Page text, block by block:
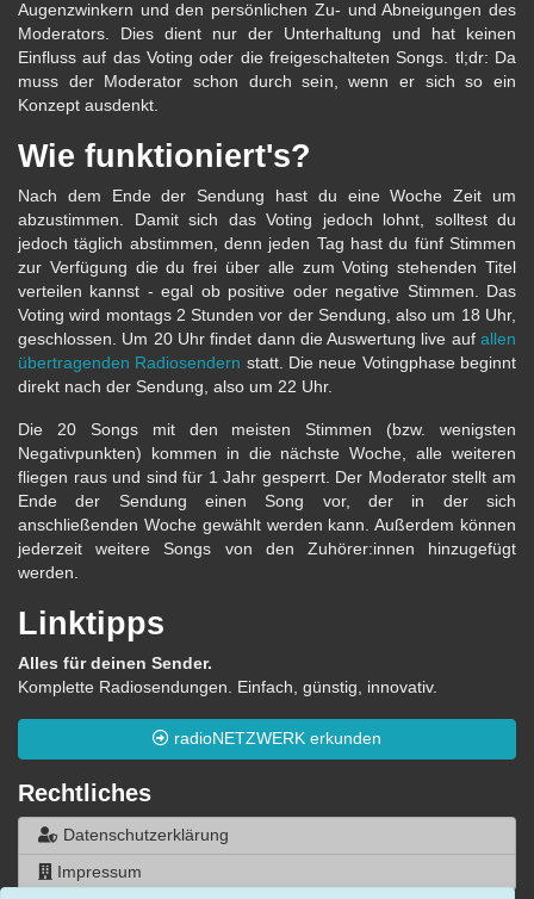
Augenzwinkern und den persönlichen Zu- und Abneigungen des
Moderators. Dies dient nur der Unterhaltung und hat keinen
Einfluss auf das Voting oder die freigeschalteten Songs. tl;dr: Da
muss der Moderator schon durch sein, wenn er sich so ein
Konzept ausdenkt.
Wie funktioniert's?
Nach dem Ende der Sendung hast du eine Woche Zeit um
abzustimmen. Damit sich das Voting jedoch lohnt, solltest du
jedoch täglich abstimmen, denn jeden Tag hast du fünf Stimmen
zur Verfügung die du frei über alle zum Voting stehenden Titel
verteilen kannst - egal ob positive oder negative Stimmen. Das
Voting wird montags 2 Stunden vor der Sendung, also um 18 Uhr,
geschlossen. Um 20 Uhr findet dann die Auswertung live auf allen
übertragenden Radiosendern statt. Die neue Votingphase beginnt
direkt nach der Sendung, also um 22 Uhr.
Die 20 Songs mit den meisten Stimmen (bzw. wenigsten
Negativpunkten) kommen in die nächste Woche, alle weiteren
fliegen raus und sind für 1 Jahr gesperrt. Der Moderator stellt am
Ende der Sendung einen Song vor, der in der sich
anschließenden Woche gewählt werden kann. Außerdem können
jederzeit weitere Songs von den Zuhörer:innen hinzugefügt
werden.
Linktipps
Alles für deinen Sender.
Komplette Radiosendungen. Einfach, günstig, innovativ.
radioNETZWERK erkunden
Rechtliches
Datenschutzerklärung
Impressum